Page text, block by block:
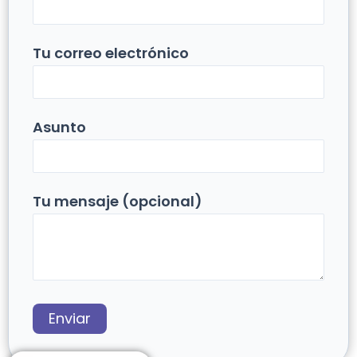
Tu correo electrónico
Asunto
Tu mensaje (opcional)